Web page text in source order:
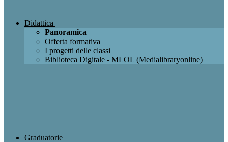
Didattica
Panoramica
Offerta formativa
I progetti delle classi
Biblioteca Digitale - MLOL (Medialibraryonline)
Graduatorie